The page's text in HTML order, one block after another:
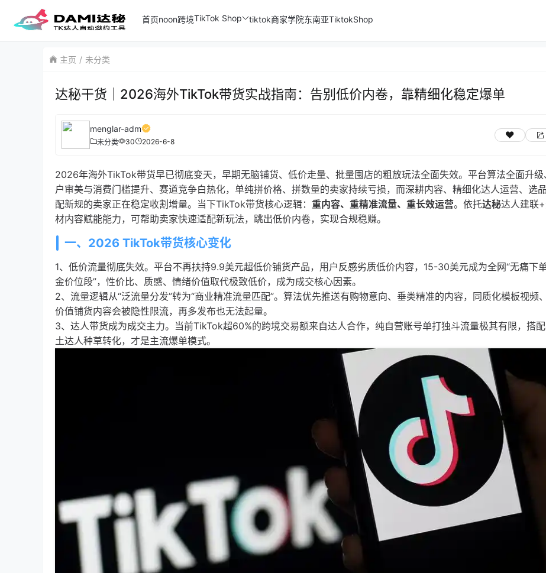
首页noon跨境TikTok Shop tiktok商家学院东南亚TiktokShop
主页 未分类
达秘干货｜2026海外TikTok带货实战指南：告别低价内卷，靠精细化稳定爆单
menglar-adm
未分类 30 2026-6-8
2026年海外TikTok带货早已彻底变天，早期无脑铺货、低价走量、批量囤店的粗放玩法全面失效。平台算法全面升级
户审美与消费门槛提升、赛道竞争白热化，单纯拼价格、拼数量的卖家持续亏损，而深耕内容、精细化达人运营、选
配新规的卖家正在稳定收割增量。当下TikTok带货核心逻辑： 重内容、重精准流量、重长效运营。依托达秘达人建联
材内容赋能能力，可帮助卖家快速适配新玩法，跳出低价内卷，实现合规稳赚。
一、2026 TikTok带货核心变化
1、低价流量彻底失效。平台不再扶持9.9美元超低价铺货产品，用户反感劣质低价内容，15-30美元成为全网“无痛下
金价位段”，性价比、质感、情绪价值取代极致低价，成为成交核心因素。
2、流量逻辑从“泛流量分发”转为“商业精准流量匹配”。算法优先推送有购物意向、垂类精准的内容，同质化模板视频
价值铺货内容会被隐性限流，再多发布也无法起量。
3、达人带货成为成交主力。当前TikTok超60%的跨境交易额来自达人合作，纯自营账号单打独斗流量极其有限，搭
土达人种草转化，才是主流爆单模式。